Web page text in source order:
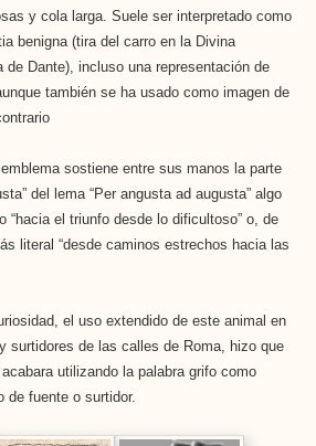
y cola larga. Suele ser interpretado como
benigna (tira del carro en la Divina
de Dante), incluso una representación de
también se ha usado como imagen de
sostiene entre sus manos la parte
del lema “Per angusta ad augusta” algo
“hacia el triunfo desde lo dificultoso” o, de
literal “desde caminos estrechos hacia las
el uso extendido de este animal en
surtidores de las calles de Roma, hizo que
acabara utilizando la palabra grifo como
de fuente o surtidor.